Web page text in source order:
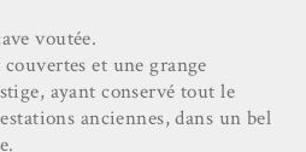
voutée.
et une grange
ayant conservé tout le
anciennes, dans un bel